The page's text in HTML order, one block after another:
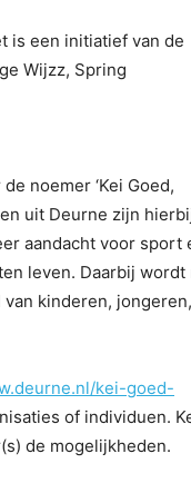
is een initiatief van de
Wijzz, Spring
noemer ‘Kei Goed,
uit Deurne zijn
aandacht voor sport
leven. Daarbij wordt
kinderen, jongeren,
kei-goed-
of individuen.
de mogelijkheden.